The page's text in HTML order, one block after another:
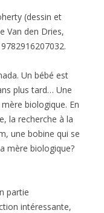
(dessin et
Van den Dries,
Un bébé est
plus tard… Une
biologique. En
la recherche à la
une bobine qui se
mère biologique?
partie
intéressante,